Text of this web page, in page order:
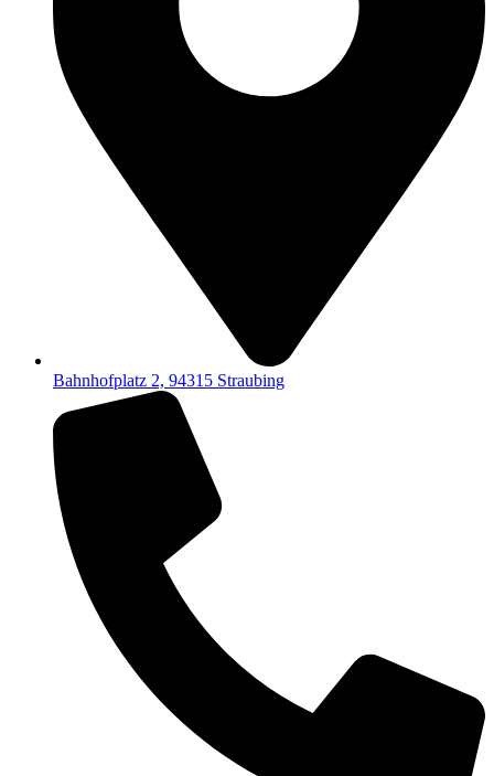
Bahnhofplatz 2, 94315 Straubing